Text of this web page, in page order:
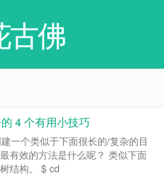
古佛
4 个有用小技巧
一个类似于下面很长的/复杂的目
有效的方法是什么呢？ 类似下面
结构。 $ cd